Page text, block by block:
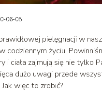
06-05
pielęgnacji w
codziennym życiu.
i ciała zajmują się nie
dużo uwagi przede
więc to zrobić?